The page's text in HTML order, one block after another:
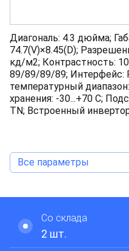
Диагональ: 4.3 дюйма;
74.7(V)×8.45(D);
кд/м2; Контрастность:
89/89/89/89; Интерфейс:
температурный
хранения: -30...+70 С;
TN; Встроенный
Все параметры
Со склада
2 шт.